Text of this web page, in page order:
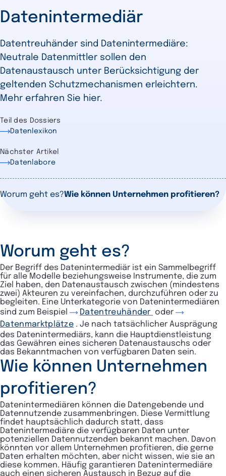
Datenintermediär
Datentreuhänder sind Datenintermediäre:
Neutrale Datenmittler sollen den
Datenaustausch unter Berücksichtigung der
geltenden Schutzmechanismen erleichtern.
Mehr erfahren Sie hier.
Teil des Dossiers
Datenlexikon
Nächster Artikel
Datenlabore
Worum geht es?Wie können Unternehmen profitieren?
Worum geht es?
Der Begriff des Datenintermediär ist ein Sammelbegriff
für alle Modelle beziehungsweise Instrumente, die zum
Ziel haben, den Datenaustausch zwischen (mindestens
zwei) Akteuren zu vereinfachen, durchzuführen oder zu
begleiten. Eine Unterkategorie von Datenintermediären
sind zum Beispiel
Datentreuhänder oder
Datenmarktplätze . Je nach tatsächlicher Ausprägung
des Datenintermediärs, kann die Hauptdienstleistung
das Gewähren eines sicheren Datenaustauschs oder
das Bekanntmachen von verfügbaren Daten sein.
Wie können Unternehmen
profitieren?
Datenintermediären können die Datengebende und
Datennutzende zusammenbringen. Diese Vermittlung
findet hauptsächlich dadurch statt, dass
Datenintermediäre die verfügbaren Daten unter
potenziellen Datennutzenden bekannt machen. Davon
könnten vor allem Unternehmen profitieren, die gerne
Daten erhalten möchten, aber nicht wissen, wie sie an
diese kommen. Häufig garantieren Datenintermediäre
auch einen sicheren Austausch in Bezug auf die